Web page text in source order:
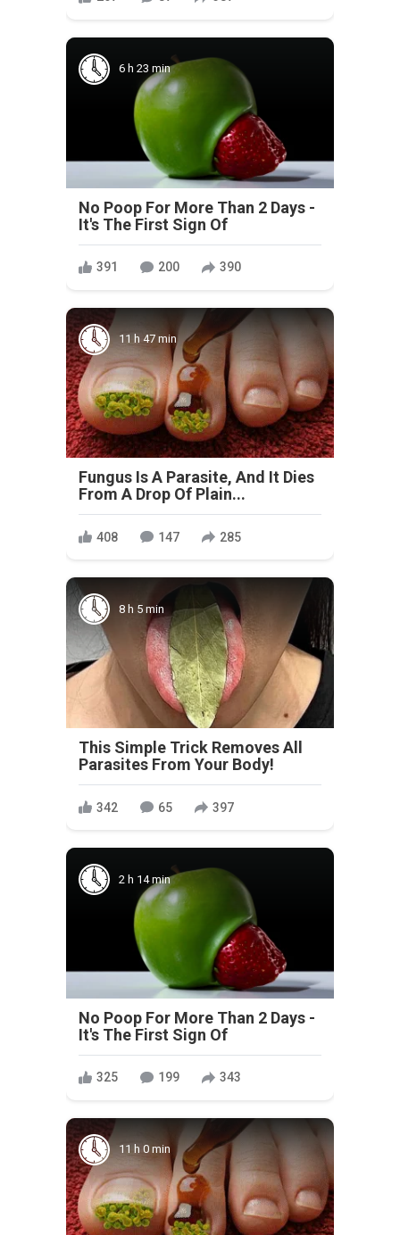
6 h 23 min
No Poop For More Than 2 Days -
It's The First Sign Of
391 200 390
11 h 47 min
Fungus Is A Parasite, And It Dies
From A Drop Of Plain...
408 147 285
8 h 5 min
This Simple Trick Removes All
Parasites From Your Body!
342 65 397
2 h 14 min
No Poop For More Than 2 Days -
It's The First Sign Of
325 199 343
11 h 0 min